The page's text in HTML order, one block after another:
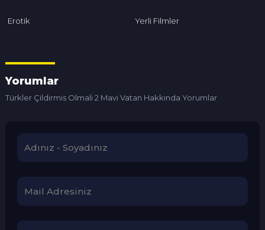
Erotik Yerli Filmler
Yorumlar
Türkler Çildirmis Olmali 2 Mavi Vatan Hakkında Yorumlar